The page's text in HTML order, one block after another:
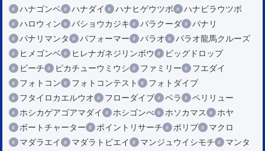
ハナゴンベ
ハナダイ ハナヒゲウツボ
ハナビラウツボ
ハロウィン
バショウカジキ バラクーダ
パナリ
パナリマンタ
パフォーマー パラオ
パラオ龍馬クルーズ
ヒメゴンベ
ヒレナガネジリンボウ
ビッグドロップ
ビーチ
ピカチューウミウシ ファミリー
フエダイ
フォトコン
フォトコンテスト
フォトダイブ
フタイロカエルウオ
フローダイブ ベラ
ペリリュー
ホシカゲアゴアマダイ
ホシゴンべ ホソカマス
ホヤ
ボートチャーター
ポイントリサーチ ポリプ
マクロ
マダラエイ
マダラトビエイ マンジュウイシモチ
マンタ